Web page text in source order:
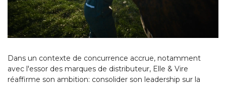
Dans un contexte de concurrence accrue, notamment
avec l'essor des marques de distributeur, Elle & Vire
réaffirme son ambition: consolider son leadership sur la